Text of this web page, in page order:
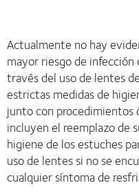
Actualmente no hay
mayor riesgo de
través del uso de lentes
estrictas medidas de
junto con procedimientos
incluyen el reemplazo de
higiene de los estuches
uso de lentes si no se
cualquier síntoma de